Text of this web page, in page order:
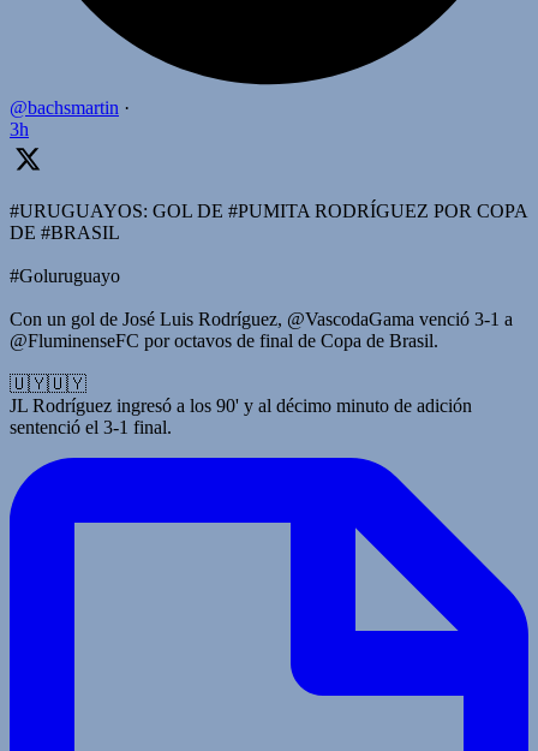
@bachsmartin ·
3h
#URUGUAYOS: GOL DE #PUMITA RODRÍGUEZ POR COPA
DE #BRASIL
#Goluruguayo
Con un gol de José Luis Rodríguez, @VascodaGama venció 3-1 a
@FluminenseFC por octavos de final de Copa de Brasil.
🇺🇾🇺🇾
JL Rodríguez ingresó a los 90' y al décimo minuto de adición
sentenció el 3-1 final.